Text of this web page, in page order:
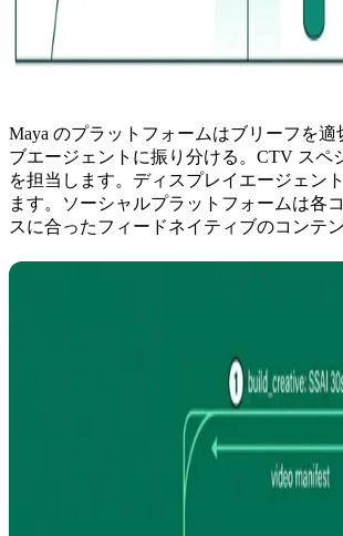
Maya のプラットフォームはブリーフを適
ブエージェントに振り分ける。CTV スペ
を担当します。ディスプレイエージェン
ます。ソーシャルプラットフォームは各
スに合ったフィードネイティブのコンテ